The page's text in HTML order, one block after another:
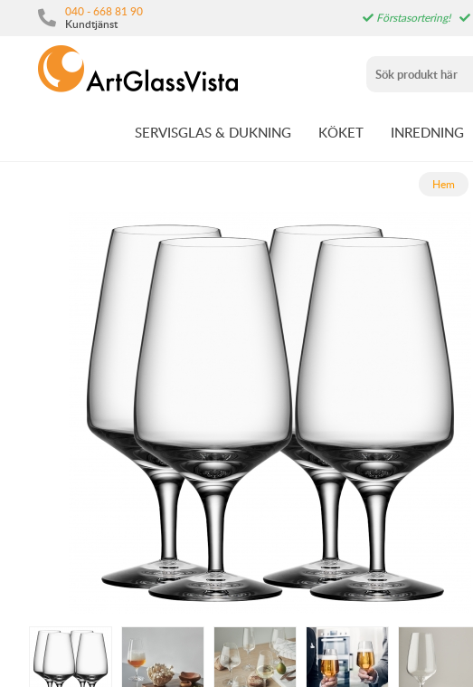
040 - 668 81 90
Kundtjänst
Förstasortering!
SERVISGLAS & DUKNING KÖKET INREDNING
Hem